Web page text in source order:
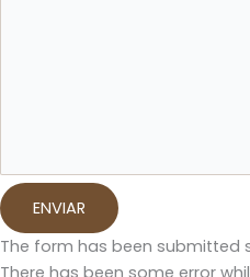
ENVIAR
The form has been submitted